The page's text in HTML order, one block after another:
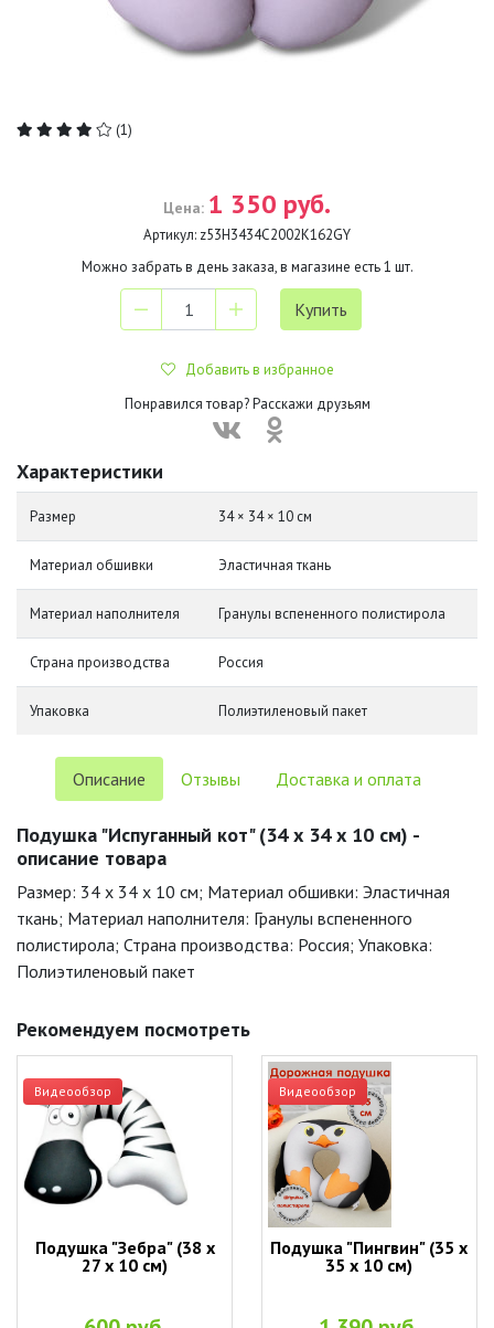
(1)
Цена: 1 350 руб.
Артикул: z53H3434C2002K162GY
Можно забрать в день заказа, в магазине есть1 шт.
Добавить в избранное
Понравился товар? Расскажи друзьям
Характеристики
Размер 34 × 34 × 10 см
Материал обшивки Эластичная ткань
Материал наполнителя Гранулы вспененного полистирола
Страна производства Россия
Упаковка Полиэтиленовый пакет
Описание Отзывы Доставка и оплата
Подушка "Испуганный кот" (34 х 34 х 10 см) -
описание товара
Размер: 34 x 34 x 10 см; Материал обшивки: Эластичная
ткань; Материал наполнителя: Гранулы вспененного
полистирола; Страна производства: Россия; Упаковка:
Полиэтиленовый пакет
Рекомендуем посмотреть
Видеообзор
Подушка "Зебра" (38 х
27 х 10 см)
Видеообзор
Подушка "Пингвин" (35 х
35 х 10 см)